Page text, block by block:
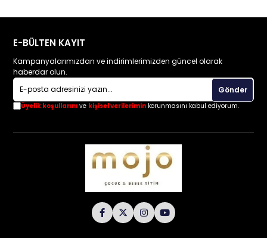
E-BÜLTEN KAYIT
Kampanyalarımızdan ve indirimlerimizden güncel olarak
haberdar olun.
Gönder
Üyelik koşullarını ve kişisel verilerimin korunmasını kabul ediyorum.